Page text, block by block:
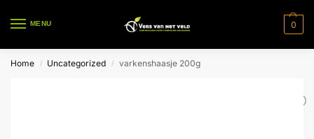
MENU 0
Home / Uncategorized / varkenshaasje 200g